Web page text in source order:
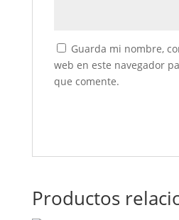
Guarda mi nombre,
web en este navegador
que comente.
Productos